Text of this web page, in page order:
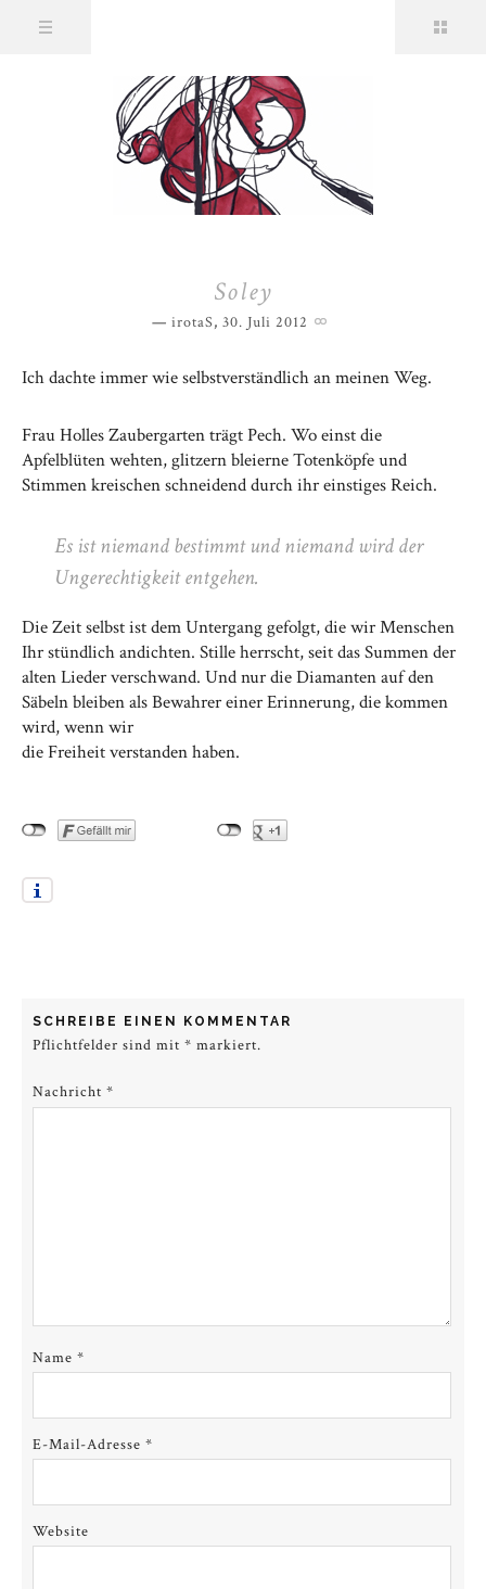
Soley
irotaS, 30. Juli 2012
Ich dachte immer wie selbstverständlich an meinen Weg.
Frau Holles Zaubergarten trägt Pech. Wo einst die
Apfelblüten wehten, glitzern bleierne Totenköpfe und
Stimmen kreischen schneidend durch ihr einstiges Reich.
Es ist niemand bestimmt und niemand wird der
Ungerechtigkeit entgehen.
Die Zeit selbst ist dem Untergang gefolgt, die wir Menschen
Ihr stündlich andichten. Stille herrscht, seit das Summen der
alten Lieder verschwand. Und nur die Diamanten auf den
Säbeln bleiben als Bewahrer einer Erinnerung, die kommen
wird, wenn wir
die Freiheit verstanden haben.
SCHREIBE EINEN KOMMENTAR
Pflichtfelder sind mit * markiert.
Nachricht *
Name *
E-Mail-Adresse *
Website